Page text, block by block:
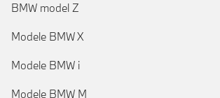
BMW model Z
Modele BMW X
Modele BMW i
Modele BMW M